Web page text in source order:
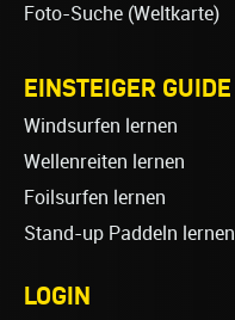
Foto-Suche (Weltkarte)
EINSTEIGER GUIDE
Windsurfen lernen
Wellenreiten lernen
Foilsurfen lernen
Stand-up Paddeln lernen
LOGIN